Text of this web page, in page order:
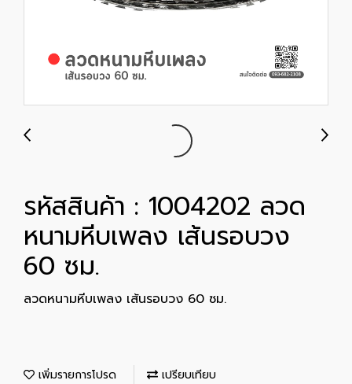
รหัสสินค้า : 1004202 ลวด
หนามหีบเพลง เส้นรอบวง
60 ซม.
ลวดหนามหีบเพลง เส้นรอบวง 60 ซม.
เพิ่มรายการโปรด เปรียบเทียบ